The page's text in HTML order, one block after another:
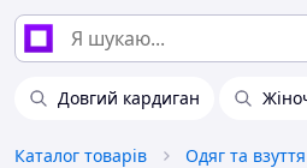
Довгий кардиган
Каталог товарів Одяг та взуття